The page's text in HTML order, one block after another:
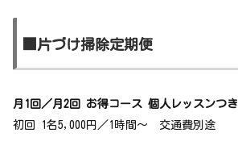
■片づけ掃除定期便
月1回／月2回 お得コース 個人レッスンつき
初回 1名5,000円／1時間～ 交通費別途